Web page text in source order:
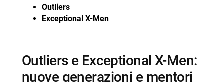
Outliers
Exceptional X-Men
Outliers e Exceptional X-Men:
nuove generazioni e mentori